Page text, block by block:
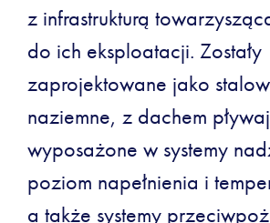
z infrastrukturą
do ich eksploatacji. Zostały
zaprojektowane jako
naziemne, z dachem
wyposażone w systemy
poziom napełnienia i
a także systemy